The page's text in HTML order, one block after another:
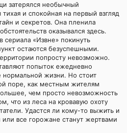
затерялся необычный
и спокойная на первый взгляд
и секретов. Она пленила
оказывался здесь.
сериала «Извне» покинуть
остаются безуспешными.
попросту невозможно.
попыток ежедневно
нормальной жизни. Но стоит
поре, как местным жителям
чем просто невозможность
что из леса на кровавую охоту
Удастся ли кому-то выжить и
или все горожане станут жертвами